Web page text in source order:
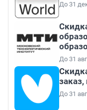
До 31
До 31
До 31